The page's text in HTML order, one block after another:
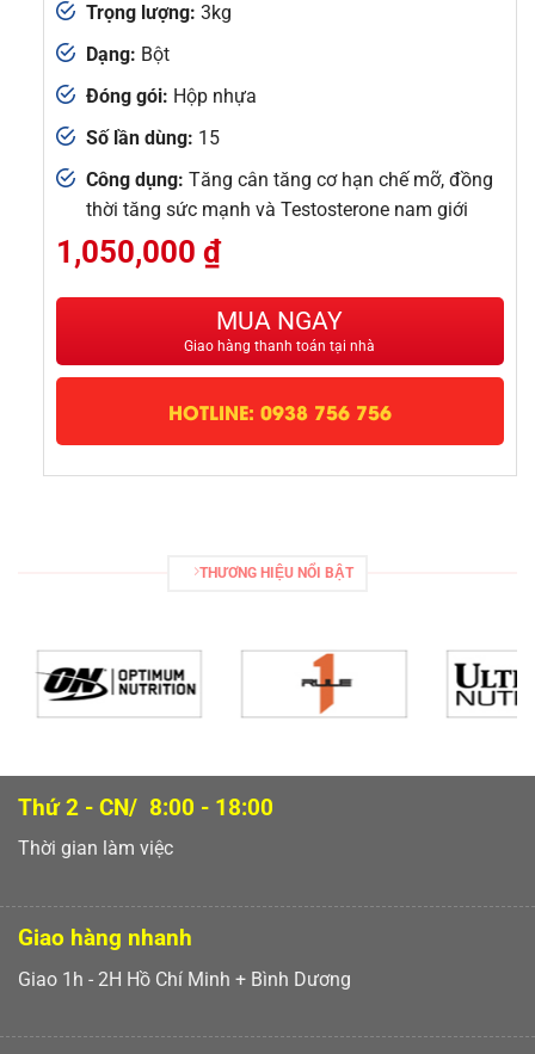
Trọng lượng: 3kg
Dạng: Bột
Đóng gói: Hộp nhựa
Số lần dùng: 15
Công dụng: Tăng cân tăng cơ hạn chế mỡ, đồng
thời tăng sức mạnh và Testosterone nam giới
1,050,000 ₫
MUA NGAY
Giao hàng thanh toán tại nhà
HOTLINE: 0938 756 756
THƯƠNG HIỆU NỔI BẬT
Thứ 2 - CN/ 8:00 - 18:00
Thời gian làm việc
Giao hàng nhanh
Giao 1h - 2H Hồ Chí Minh + Bình Dương